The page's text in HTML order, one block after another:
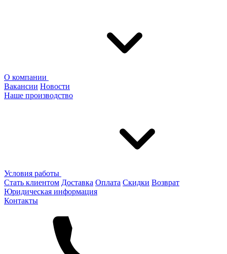
О компании
Вакансии Новости
Наше производство
Условия работы
Стать клиентом Доставка Оплата Скидки Возврат
Юридическая информация
Контакты